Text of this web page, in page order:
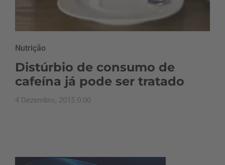
Nutrição
Distúrbio de consumo de
cafeína já pode ser tratado
4 Dezembro, 2015 0:00